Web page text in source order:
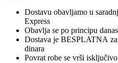
Dostavu obavljamo u
Express
Obavlja se po principu
Dostava je BESPLATNA
dinara
Povrat robe se vrši